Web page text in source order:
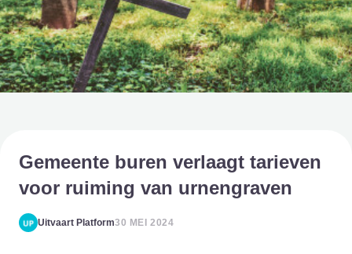
Gemeente buren verlaagt tarieven
voor ruiming van urnengraven
Uitvaart Platform30 MEI 2024